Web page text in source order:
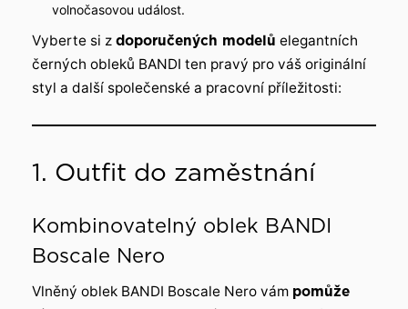
volnočasovou událost.
Vyberte si z doporučených modelů elegantních
černých obleků BANDI ten pravý pro váš originální
styl a další společenské a pracovní příležitosti:
1. Outfit do zaměstnání
Kombinovatelný oblek BANDI
Boscale Nero
Vlněný oblek BANDI Boscale Nero vám pomůže